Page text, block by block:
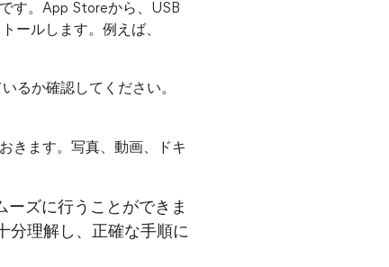
す。App Storeから、USB
ールします。例えば、
るか確認してください。
きます。写真、動画、ドキ
ーズに行うことができま
分理解し、正確な手順に